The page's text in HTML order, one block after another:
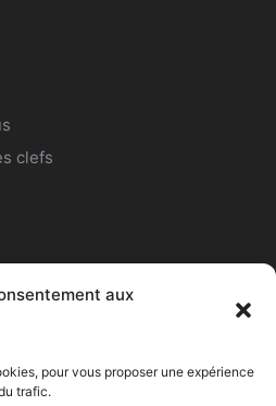
aux
pour vous proposer une expérience
trafic.
clefs